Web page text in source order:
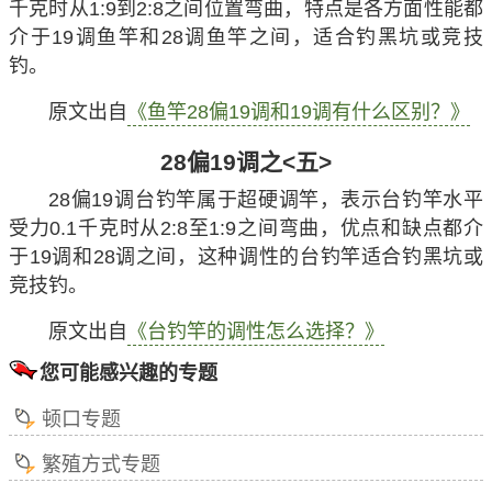
千克时从1:9到2:8之间位置弯曲，特点是各方面性能都
介于19调鱼竿和28调鱼竿之间，适合钓黑坑或竞技
钓。
原文出自 《鱼竿28偏19调和19调有什么区别？》
28偏19调之<五>
28偏19调台钓竿属于超硬调竿，表示台钓竿水平
受力0.1千克时从2:8至1:9之间弯曲，优点和缺点都介
于19调和28调之间，这种调性的台钓竿适合钓黑坑或
竞技钓。
原文出自
《台钓竿的调性怎么选择？》
您可能感兴趣的专题
顿口专题
繁殖方式专题